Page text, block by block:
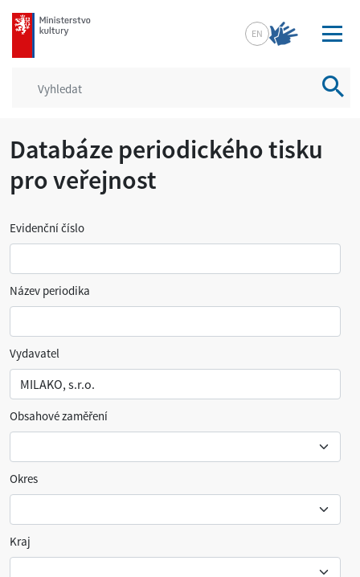
mkcr.cz
EN
Databáze periodického tisku
pro veřejnost
Evidenční číslo
Název periodika
Vydavatel
Obsahové zaměření
Okres
Kraj